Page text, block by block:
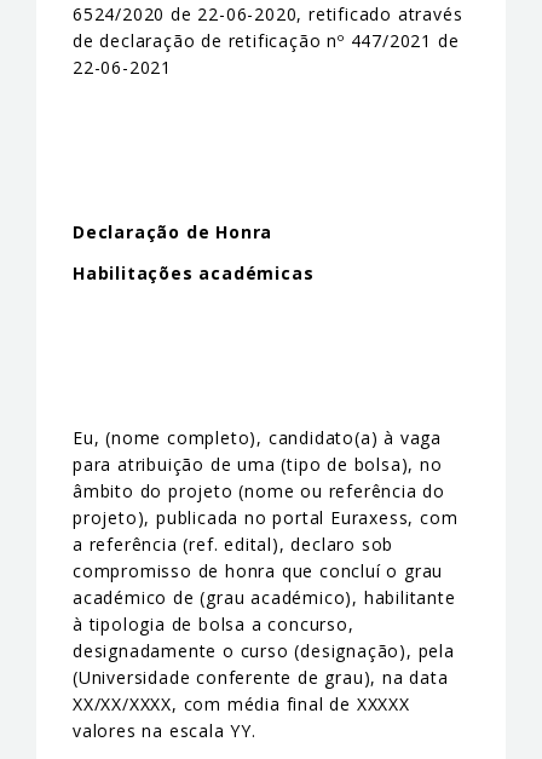
6524/2020 de 22-06-2020, retificado através
de declaração de retificação nº 447/2021 de
22-06-2021
Declaração de Honra
Habilitações académicas
Eu, (nome completo), candidato(a) à vaga
para atribuição de uma (tipo de bolsa), no
âmbito do projeto (nome ou referência do
projeto), publicada no portal Euraxess, com
a referência (ref. edital), declaro sob
compromisso de honra que concluí o grau
académico de (grau académico), habilitante
à tipologia de bolsa a concurso,
designadamente o curso (designação), pela
(Universidade conferente de grau), na data
XX/XX/XXXX, com média final de XXXXX
valores na escala YY.